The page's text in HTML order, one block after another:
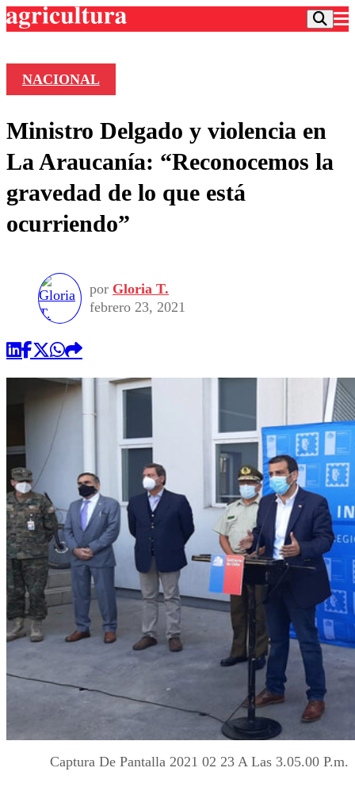
Frecuencias
Agricultura TV
Deportes
Colo Colo
Motor
Torneo Internacional
Torneo Nacional
Entretención
Noticias
Internacional
Nacional
Vida Social
Programas
Comercial
NACIONAL
Ministro Delgado y violencia en
La Araucanía: “Reconocemos la
gravedad de lo que está
ocurriendo”
por Gloria T.
febrero 23, 2021
Captura De Pantalla 2021 02 23 A Las 3.05.00 P.m.